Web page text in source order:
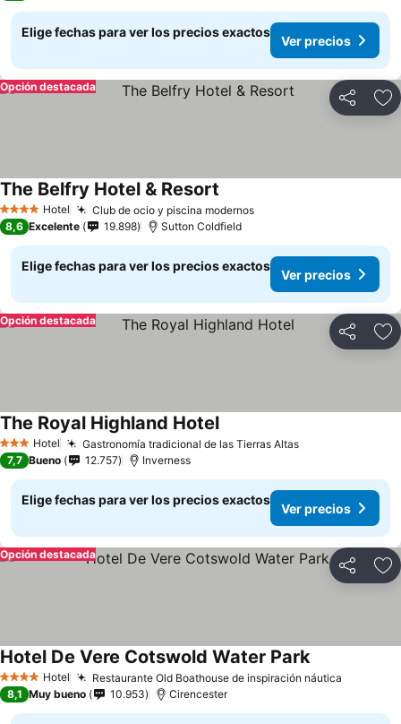
Elige fechas para ver los precios exactos
Ver precios
Compartir
Opción destacada
4 EstrellasHotel Club de ocio y piscina modernos
The Belfry Hotel & Resort
8,6 Excelente 19.898 Sutton Coldfield
Elige fechas para ver los precios exactos
Ver precios
Compartir
Opción destacada
3 Estrellas
Hotel Gastronomía tradicional de las Tierras Altas
The Royal Highland Hotel
7,7 Bueno 12.757 Inverness
Elige fechas para ver los precios exactos
Ver precios
Compartir
Opción destacada
4 EstrellasHotel Restaurante Old Boathouse de inspiración náutica
Hotel De Vere Cotswold Water Park
8,1 Muy bueno 10.953 Cirencester